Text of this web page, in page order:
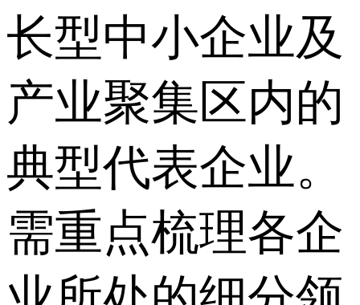
长型中小企业及
产业聚集区内的
典型代表企业。
需重点梳理各企